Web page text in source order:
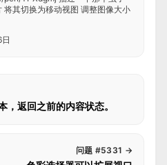
将其切换为移动视图 调整图像大小
，返回之前的内容状态。
问题 #5331 →